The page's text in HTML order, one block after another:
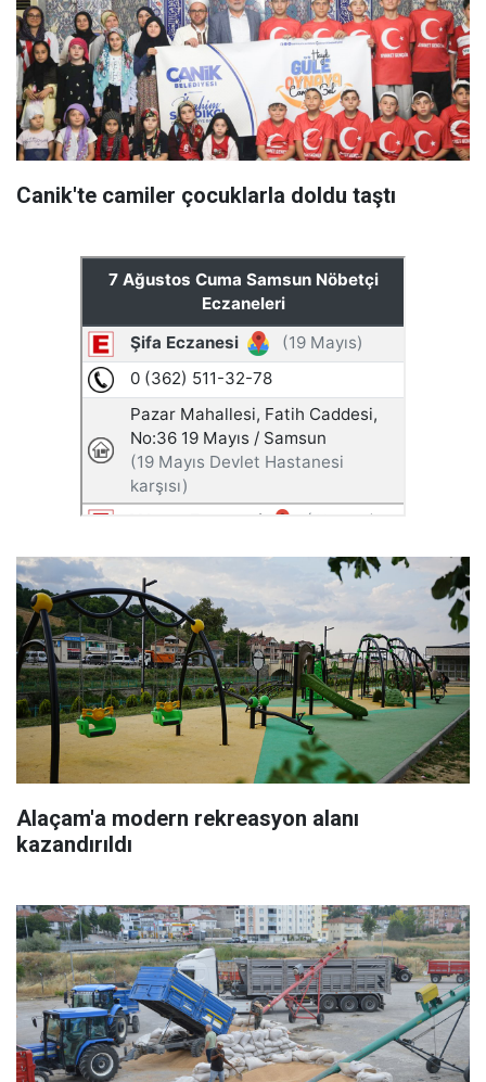
Canik'te camiler çocuklarla doldu taştı
Alaçam'a modern rekreasyon alanı
kazandırıldı